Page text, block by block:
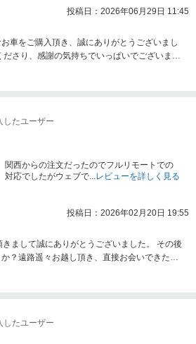
投稿日：2026年06月29日 11:45
車をご購入頂き、誠にありがとうございまし
さり、感謝の気持ちでいっぱいでございま
努力を欠かさず成長してまいりますので、今
したユーザー
関西からの注文だったのでフルリモートでの
対応でしたがウェブで...レビューを詳しく見る
投稿日：2026年02月20日 19:55
まして誠にありがとうございました。 その後
？遠路遥々お越し頂き、直接お会いできたこ
ぞ宜しくお願い致します。
したユーザー